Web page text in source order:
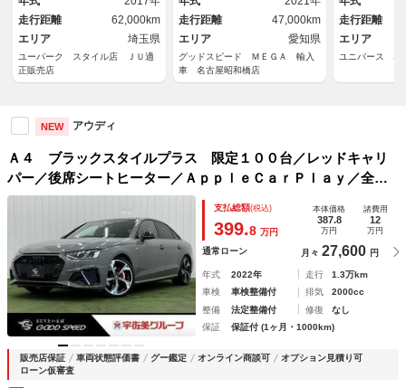
ａｙ／パドルシフト／ヒーター
付Ｐシート／
走行距離
62,000km
エリア
埼玉県
ユーパーク スタイル店 ＪＵ適
正販売店
スト／クリアランスソナー／ド
ライブレコーダ
走行距離
47,000km
エリア
愛知県
グッドスピード ＭＥＧＡ 輸入
車 名古屋昭和橋店
シート アド
煙車 ＥＴＣ
走行距離
エリア
ユニバース 名
NEW アウディ
Ａ４ ブラックスタイルプラス 限定１００台／レッドキャリ
パー／後席シートヒーター／ＡｐｐｌｅＣａｒＰｌａｙ／全周
囲カメラ／シートメモリ／バーチャルコックピット／純正１９
ｉｎアルミ／レーダークルーズ／ブラインドスポット
支払総額(税込)
399.8 万円
本体価格
387.8
万円
諸費用
12
万円
通常ローン 月々 27,600 円
年式 2022年 走行
1.3万km
車検
車検整備付 排気
2000cc
整備
法定整備付 修復
なし
保証
保証付 (1ヶ月・1000km)
販売店保証 車両状態評価書 グー鑑定 オンライン商談可
オプション見積り可
ローン仮審査